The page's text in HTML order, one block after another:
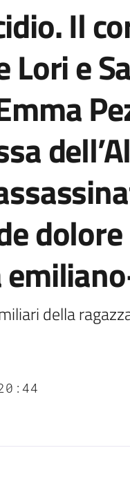
Il
Lori e
della